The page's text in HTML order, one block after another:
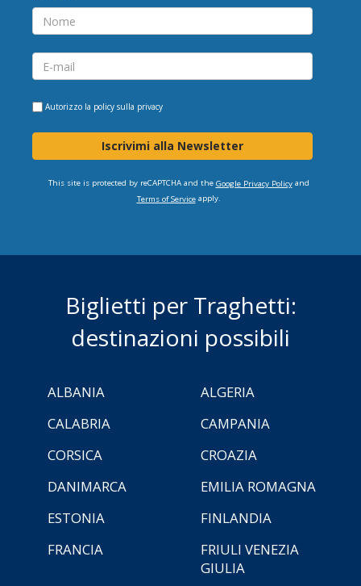
Autorizzo la policy sulla privacy
Iscrivimi alla Newsletter
This site is protected by reCAPTCHA and the Google Privacy Policyand
Terms of Serviceapply.
Biglietti per Traghetti:
destinazioni possibili
ALBANIA
ALGERIA
CALABRIA
CAMPANIA
CORSICA
CROAZIA
DANIMARCA
EMILIA ROMAGNA
ESTONIA
FINLANDIA
FRANCIA
FRIULI VENEZIA
GIULIA